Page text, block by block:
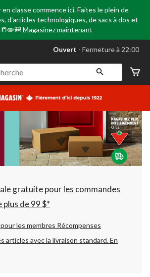
classe commence ici. Faites le plein de
d'articles technologiques, de sacs à dos et
Magasinez maintenant
votre
préféré
Leduc,
AB,
courament
Fermeture
à
22:00
cliquer
pour
changer
Ouvert ⋅ Fermeture à 22:00
gratuite pour les commandes
plus de 99 $*
les membres Récompenses
articles avec la livraison standard.En